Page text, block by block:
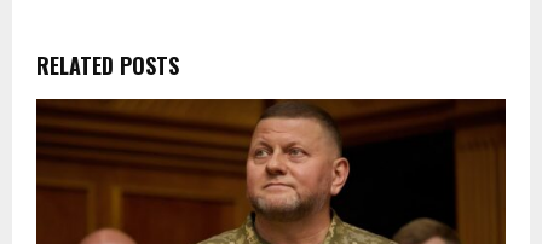
RELATED POSTS